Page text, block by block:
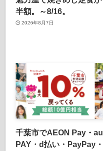
半額。～8/16。
2026年8月7日
千葉市でAEON Pay・au
PAY・d払い・PayPay・